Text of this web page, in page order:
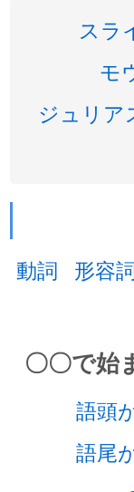
スラ
モ
ジュリア
動詞 形容
〇〇で始
語頭
語尾